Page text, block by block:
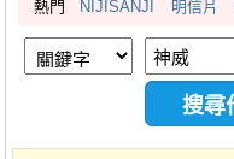
交流中心
攤位轉讓區
會員中心
熱門 NIJISANJI 明信片